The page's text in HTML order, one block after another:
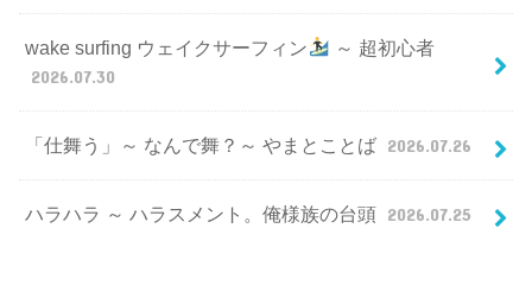
wake surfing ウェイクサーフィン
～ 超初心者
2026.07.30
「仕舞う」～ なんで舞？～ やまとことば 2026.07.26
ハラハラ ～ ハラスメント。俺様族の台頭 2026.07.25